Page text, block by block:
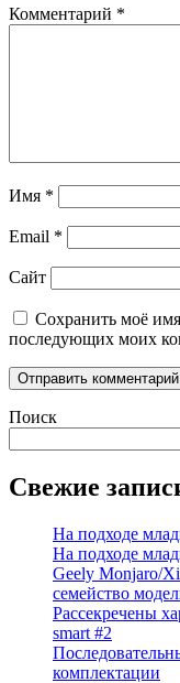
Комментарий *
Имя *
Email *
Сайт
Сохранить моё
последующих моих
Поиск
Свежие
На подходе
На подходе
Geely Monjaro/
семейство
Рассекречены
smart #2
комплектации